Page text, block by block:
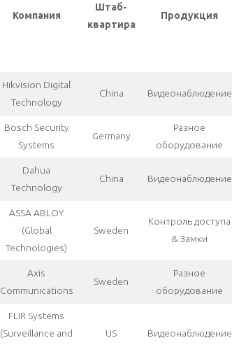
Компания
Штаб-
квартира
Продукция
Hikvision Digital
Technology
China Видеонаблюдение
Bosch Security
Systems
Germany
Разное
оборудование
Dahua
Technology
China Видеонаблюдение
ASSA ABLOY
(Global
Technologies)
Sweden
Контроль доступа
& Замки
Axis
Communications
Sweden
Разное
оборудование
FLIR Systems
(Surveillance and
US Видеонаблюдение